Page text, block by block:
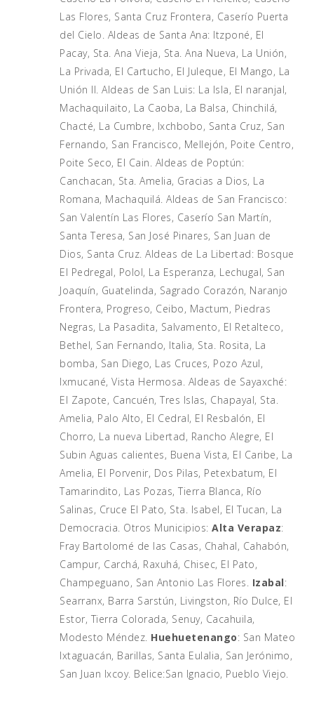
Las Flores, Santa Cruz Frontera, Caserío Puerta
del Cielo. Aldeas de Santa Ana: Itzponé, El
Pacay, Sta. Ana Vieja, Sta. Ana Nueva, La Unión,
La Privada, El Cartucho, El Juleque, El Mango, La
Unión II. Aldeas de San Luis: La Isla, El naranjal,
Machaquilaito, La Caoba, La Balsa, Chinchilá,
Chacté, La Cumbre, Ixchbobo, Santa Cruz, San
Fernando, San Francisco, Mellejón, Poite Centro,
Poite Seco, El Cain. Aldeas de Poptún:
Canchacan, Sta. Amelia, Gracias a Dios, La
Romana, Machaquilá. Aldeas de San Francisco:
San Valentín Las Flores, Caserío San Martín,
Santa Teresa, San José Pinares, San Juan de
Dios, Santa Cruz. Aldeas de La Libertad: Bosque
El Pedregal, Polol, La Esperanza, Lechugal, San
Joaquín, Guatelinda, Sagrado Corazón, Naranjo
Frontera, Progreso, Ceibo, Mactum, Piedras
Negras, La Pasadita, Salvamento, El Retalteco,
Bethel, San Fernando, Italia, Sta. Rosita, La
bomba, San Diego, Las Cruces, Pozo Azul,
Ixmucané, Vista Hermosa. Aldeas de Sayaxché:
El Zapote, Cancuén, Tres Islas, Chapayal, Sta.
Amelia, Palo Alto, El Cedral, El Resbalón, El
Chorro, La nueva Libertad, Rancho Alegre, El
Subin Aguas calientes, Buena Vista, El Caribe, La
Amelia, El Porvenir, Dos Pilas, Petexbatum, El
Tamarindito, Las Pozas, Tierra Blanca, Río
Salinas, Cruce El Pato, Sta. Isabel, El Tucan, La
Democracia. Otros Municipios: Alta Verapaz:
Fray Bartolomé de las Casas, Chahal, Cahabón,
Campur, Carchá, Raxuhá, Chisec, El Pato,
Champeguano, San Antonio Las Flores. Izabal:
Searranx, Barra Sarstún, Livingston, Río Dulce, El
Estor, Tierra Colorada, Senuy, Cacahuila,
Modesto Méndez. Huehuetenango: San Mateo
Ixtaguacán, Barillas, Santa Eulalia, San Jerónimo,
San Juan Ixcoy. Belice:San Ignacio, Pueblo Viejo.